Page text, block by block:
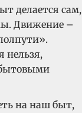
делается сам,
Движение –
нельзя,
на наш быт,